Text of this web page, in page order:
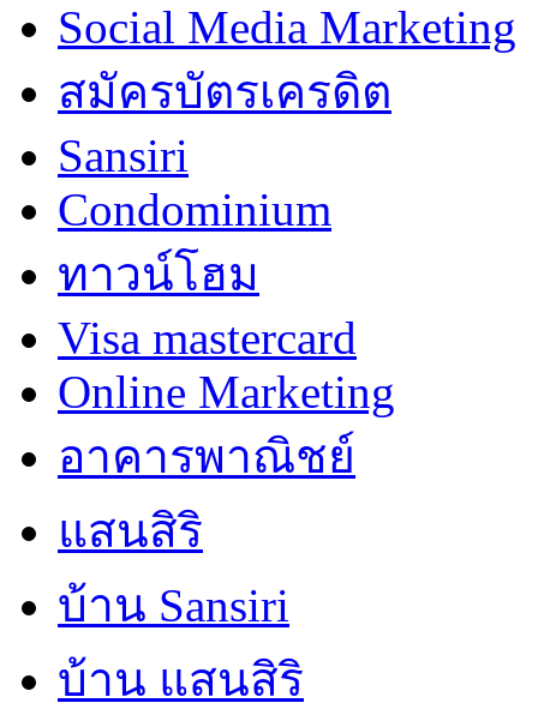
Social Media Marketing
สมัครบัตรเครดิต
Sansiri
Condominium
ทาวน์โฮม
Visa mastercard
Online Marketing
อาคารพาณิชย์
แสนสิริ
บ้าน Sansiri
บ้าน แสนสิริ